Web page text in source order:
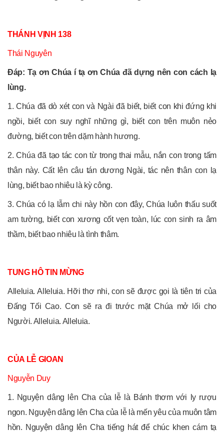
THÁNH VỊNH 138
Thái Nguyên
Đáp: Tạ ơn Chúa í tạ ơn Chúa đã dựng nên con cách lạ
lùng.
1. Chúa đã dò xét con và Ngài đã biết, biết con khi đứng khi
ngồi, biết con suy nghĩ những gì, biết con trên muôn nẻo
đường, biết con trên dặm hành hương.
2. Chúa đã tạo tác con từ trong thai mẫu, nắn con trong tấm
thân này. Cất lên câu tán dương Ngài, tác nên thân con lạ
lùng, biết bao nhiêu là kỳ công.
3. Chúa có lạ lẫm chi này hồn con đây, Chúa luôn thấu suốt
am tường, biết con xương cốt vẹn toàn, lúc con sinh ra âm
thầm, biết bao nhiêu là tình thâm.
TUNG HÔ TIN MỪNG
Alleluia. Alleluia. Hỡi thơ nhi, con sẽ được gọi là tiên tri của
Đấng Tối Cao. Con sẽ ra đi trước mặt Chúa mở lối cho
Người. Alleluia. Alleluia.
CỦA LỄ GIOAN
Nguyễn Duy
1. Nguyện dâng lên Cha của lễ là Bánh thơm với ly rượu
ngon. Nguyện dâng lên Cha của lễ là mến yêu của muôn tâm
hồn. Nguyện dâng lên Cha tiếng hát để chúc khen cám tạ